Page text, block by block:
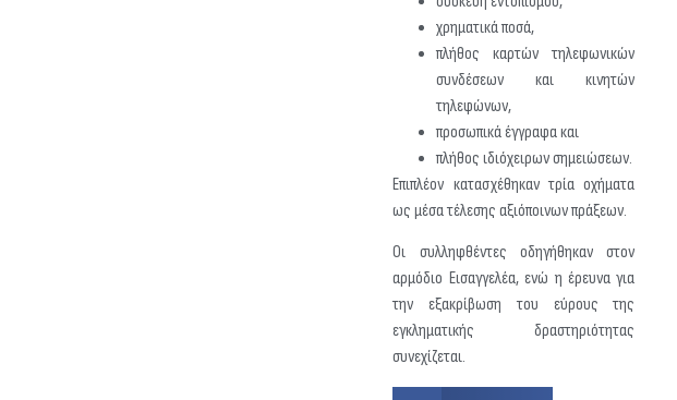
χρηματικά ποσά,
πλήθος καρτών τηλεφωνικών
συνδέσεων και κινητών
τηλεφώνων,
προσωπικά έγγραφα και
πλήθος ιδιόχειρων σημειώσεων.
Επιπλέον κατασχέθηκαν τρία οχήματα
ως μέσα τέλεσης αξιόποινων πράξεων.
Οι συλληφθέντες οδηγήθηκαν στον
αρμόδιο Εισαγγελέα, ενώ η έρευνα για
την εξακρίβωση του εύρους της
εγκληματικής δραστηριότητας
συνεχίζεται.